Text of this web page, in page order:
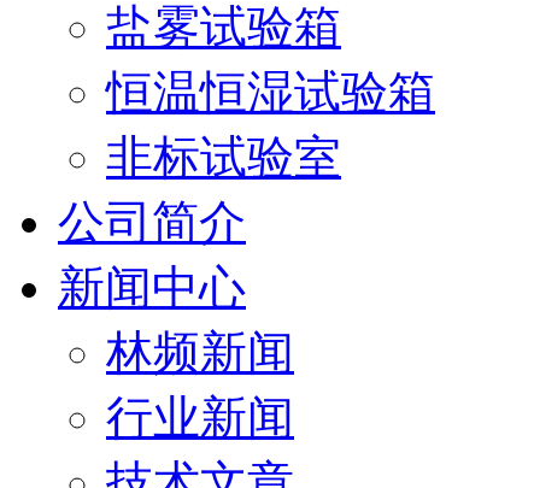
盐雾试验箱
恒温恒湿试验箱
非标试验室
公司简介
新闻中心
林频新闻
行业新闻